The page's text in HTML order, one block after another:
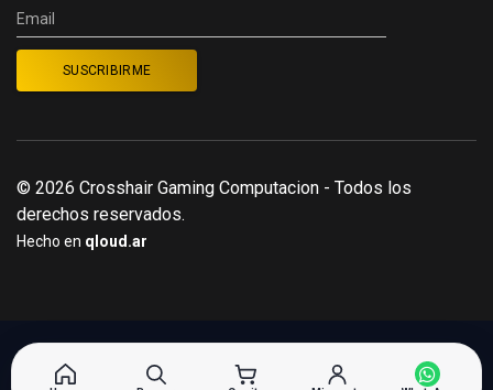
© 2026 Crosshair Gaming Computacion - Todos los
derechos reservados.
Hecho en qloud.ar